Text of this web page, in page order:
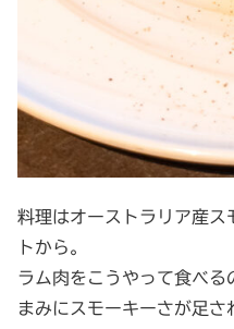
料理はオーストラリア産ス
トから。
ラム肉をこうやって食べる
まみにスモーキーさが足